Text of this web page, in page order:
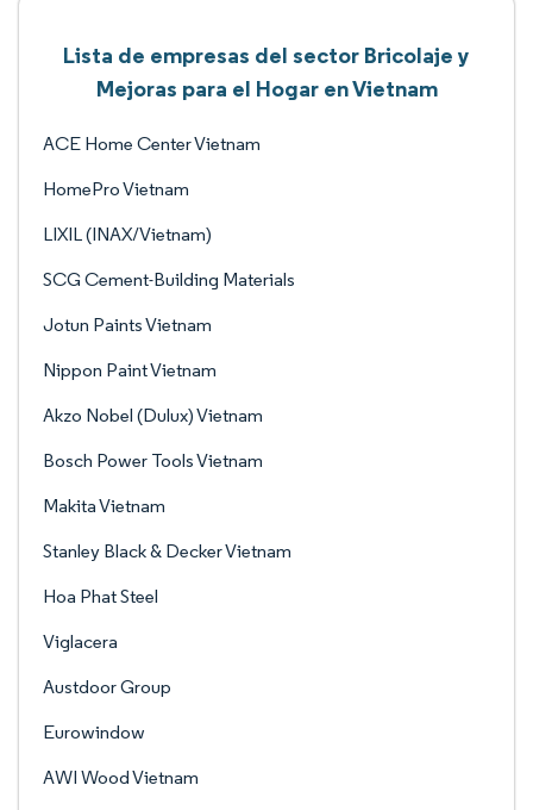
Lista de empresas del sector Bricolaje y
Mejoras para el Hogar en Vietnam
ACE Home Center Vietnam
HomePro Vietnam
LIXIL (INAX/Vietnam)
SCG Cement-Building Materials
Jotun Paints Vietnam
Nippon Paint Vietnam
Akzo Nobel (Dulux) Vietnam
Bosch Power Tools Vietnam
Makita Vietnam
Stanley Black & Decker Vietnam
Hoa Phat Steel
Viglacera
Austdoor Group
Eurowindow
AWI Wood Vietnam